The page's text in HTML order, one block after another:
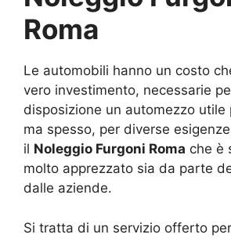
Roma
Le automobili hanno un costo
vero investimento, necessarie
disposizione un automezzo utile
ma spesso, per diverse
il Noleggio Furgoni Roma che è
molto apprezzato sia da parte
dalle aziende.
Si tratta di un servizio offerto